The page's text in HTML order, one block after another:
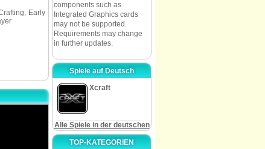
Early
components such as
Integrated Graphics cards
may not be supported.
Requirements may change
in further updates.
Spiele auf Deutsch
Xcraft
Alle Spiele in der deutschen
TOP-KATEGORIEN